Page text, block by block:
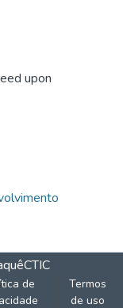
upon
CTIC
de
Termos
de uso